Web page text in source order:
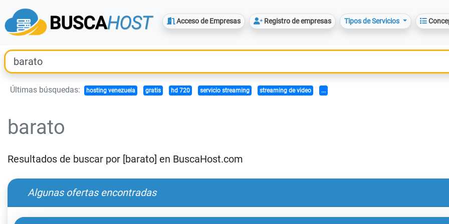
Acceso de Empresas Registro de empresas Tipos de Servicios
Últimas búsquedas: hosting venezuela gratis hd 720 servicio streaming streaming de video ...
barato
Resultados de buscar por [barato] en BuscaHost.com
Algunas ofertas encontradas